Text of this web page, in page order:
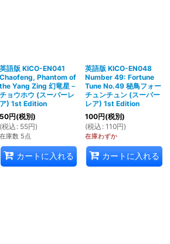
英語版 KICO-EN041
Chaofeng, Phantom of
the Yang Zing 幻竜星－
チョウホウ (スーパーレ
ア) 1st Edition
50円(税別)
(税込 : 55円)
在庫数 5点
カートに入れる
英語版 KICO-EN048
Number 49: Fortune
Tune No.49 秘鳥フォー
チュンチュン (スーパー
レア) 1st Edition
100円(税別)
(税込 : 110円)
在庫わずか
カートに入れる